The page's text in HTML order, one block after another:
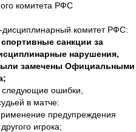
комитета РФС
дисциплинарный комитет РФС:
санкции за
нарушения,
замечены Официальными
следующие ошибки,
в матче:
предупреждения
игрока;